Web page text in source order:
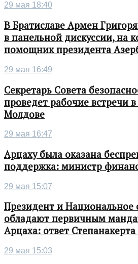
29 мая 18:40
В Братиславе Армен
в панельной дискуссии, на
помощник президента
29 мая 16:49
Секретарь Совета
проведет рабочие встречи
Молдове
29 мая 16:47
Арцаху была оказана
поддержка: министр
29 мая 15:07
Президент и Национальное
обладают первичным
Арцаха: ответ
29 мая 15:03